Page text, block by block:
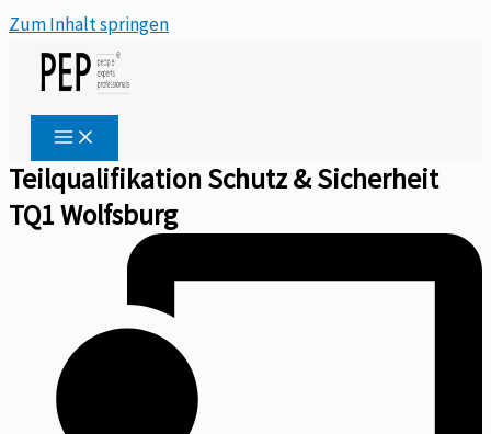
Zum Inhalt springen
Teilqualifikation Schutz & Sicherheit
TQ1 Wolfsburg